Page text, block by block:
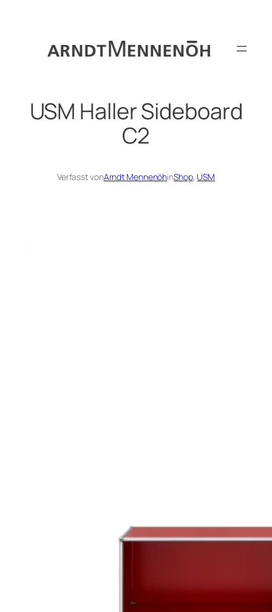
USM Haller Sideboard
C2
Verfasst vonArndt MennenöhinShop, USM